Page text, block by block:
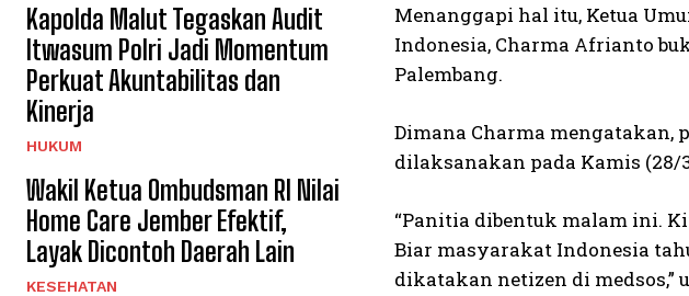
Kapolda Malut Tegaskan Audit
Itwasum Polri Jadi Momentum
Perkuat Akuntabilitas dan
Kinerja
HUKUM
Wakil Ketua Ombudsman RI Nilai
Home Care Jember Efektif,
Layak Dicontoh Daerah Lain
KESEHATAN
Menanggapi hal itu, Ketua
Indonesia, Charma Afrianto
Palembang.
Dimana Charma mengatakan,
dilaksanakan pada Kamis (28/
“Panitia dibentuk malam ini.
Biar masyarakat Indonesia
dikatakan netizen di medsos,”